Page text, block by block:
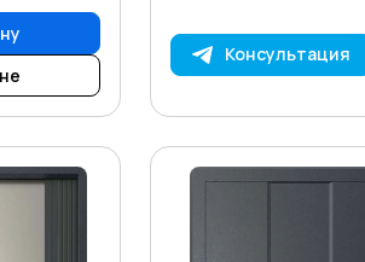
Консультация